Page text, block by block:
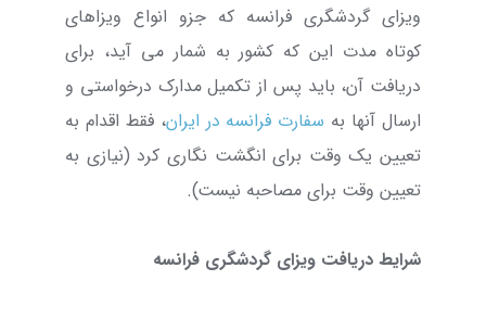
ویزای گردشگری فرانسه که جزو انواع ویزاهای
کوتاه مدت این که کشور به شمار می آید، برای
دریافت آن، باید پس از تکمیل مدارک درخواستی و
ارسال آنها به سفارت فرانسه در ایران، فقط اقدام به
تعیین یک وقت برای انگشت نگاری کرد (نیازی به
تعیین وقت برای مصاحبه نیست).
شرایط دریافت ویزای گردشگری فرانسه